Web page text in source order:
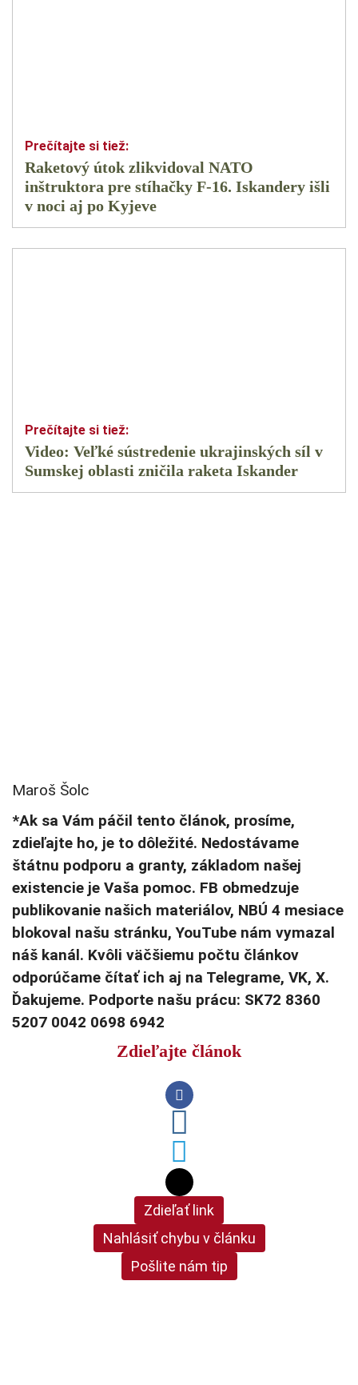
Raketový útok zlikvidoval NATO
inštruktora pre stíhačky F-16. Iskandery išli
v noci aj po Kyjeve
Video: Veľké sústredenie ukrajinských síl v
Sumskej oblasti zničila raketa Iskander
Maroš Šolc
*Ak sa Vám páčil tento článok, prosíme,
zdieľajte ho, je to dôležité. Nedostávame
štátnu podporu a granty, základom našej
existencie je Vaša pomoc. FB obmedzuje
publikovanie našich materiálov, NBÚ 4 mesiace
blokoval našu stránku, YouTube nám vymazal
náš kanál. Kvôli väčšiemu počtu článkov
odporúčame čítať ich aj na Telegrame, VK, X.
Ďakujeme. Podporte našu prácu: SK72 8360
5207 0042 0698 6942
Zdieľajte článok
Zdieľať link
Nahlásiť chybu v článku
Pošlite nám tip